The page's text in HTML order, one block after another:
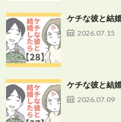
ケチな彼と結
2026.07.15
ケチな彼と結
2026.07.09